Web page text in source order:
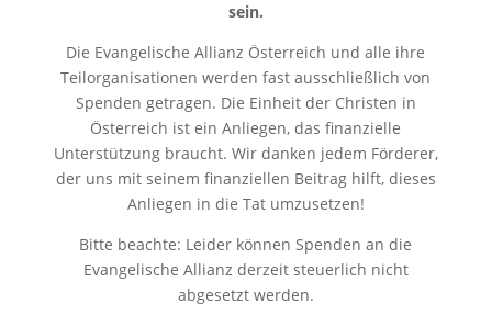
sein.
Die Evangelische Allianz Österreich und alle ihre
Teilorganisationen werden fast ausschließlich von
Spenden getragen. Die Einheit der Christen in
Österreich ist ein Anliegen, das finanzielle
Unterstützung braucht. Wir danken jedem Förderer,
der uns mit seinem finanziellen Beitrag hilft, dieses
Anliegen in die Tat umzusetzen!
Bitte beachte: Leider können Spenden an die
Evangelische Allianz derzeit steuerlich nicht
abgesetzt werden.